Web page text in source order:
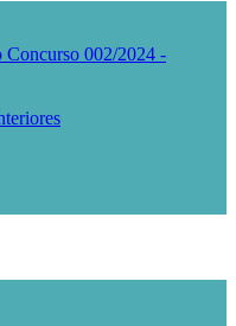
Concurso 002/2024 -